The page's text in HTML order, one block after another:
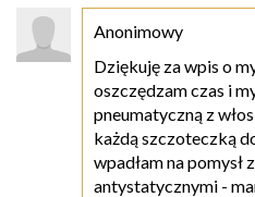
Anonimowy
Dziękuję za wpis o
oszczędzam czas i
pneumatyczną z
każdą szczoteczką
wpadłam na pomysł
antystatycznymi -